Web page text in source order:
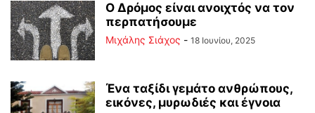
Ο Δρόμος είναι ανοιχτός να τον
περπατήσουμε
Μιχάλης Σιάχος - 18 Ιουνίου, 2025
Ένα ταξίδι γεμάτο ανθρώπους,
εικόνες, μυρωδιές και έγνοια